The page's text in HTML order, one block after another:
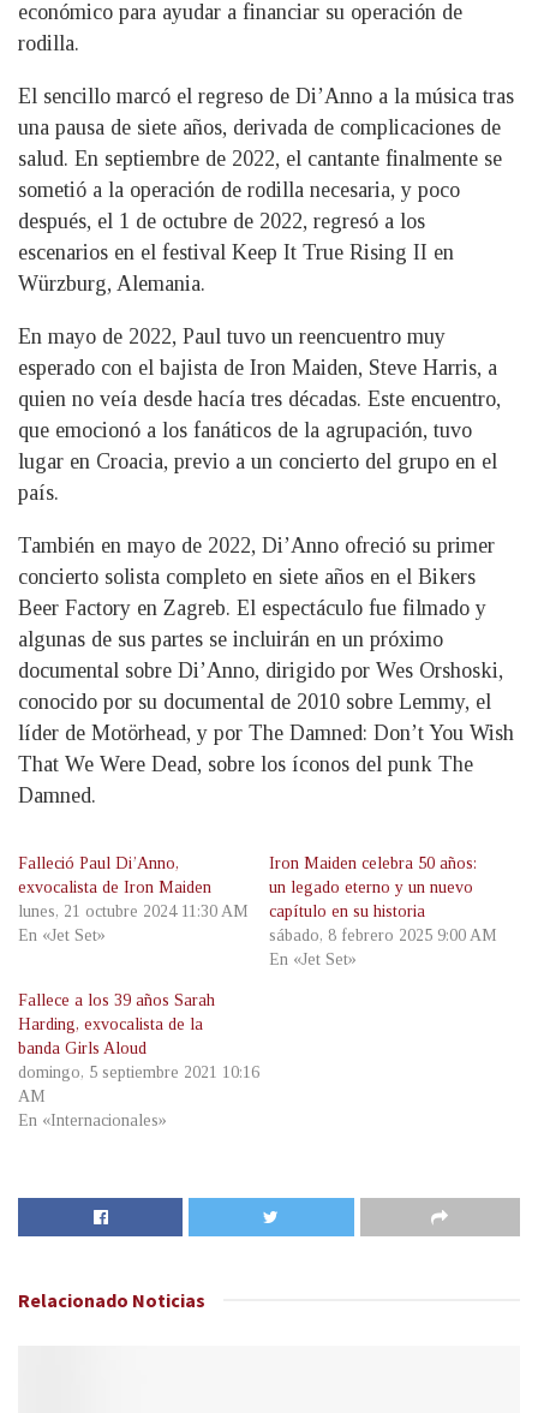
económico para ayudar a financiar su operación de
rodilla.
El sencillo marcó el regreso de Di’Anno a la música tras
una pausa de siete años, derivada de complicaciones de
salud. En septiembre de 2022, el cantante finalmente se
sometió a la operación de rodilla necesaria, y poco
después, el 1 de octubre de 2022, regresó a los
escenarios en el festival Keep It True Rising II en
Würzburg, Alemania.
En mayo de 2022, Paul tuvo un reencuentro muy
esperado con el bajista de Iron Maiden, Steve Harris, a
quien no veía desde hacía tres décadas. Este encuentro,
que emocionó a los fanáticos de la agrupación, tuvo
lugar en Croacia, previo a un concierto del grupo en el
país.
También en mayo de 2022, Di’Anno ofreció su primer
concierto solista completo en siete años en el Bikers
Beer Factory en Zagreb. El espectáculo fue filmado y
algunas de sus partes se incluirán en un próximo
documental sobre Di’Anno, dirigido por Wes Orshoski,
conocido por su documental de 2010 sobre Lemmy, el
líder de Motörhead, y por The Damned: Don’t You Wish
That We Were Dead, sobre los íconos del punk The
Damned.
Falleció Paul Di’Anno,
exvocalista de Iron Maiden
lunes, 21 octubre 2024 11:30 AM
En «Jet Set»
Iron Maiden celebra 50 años:
un legado eterno y un nuevo
capítulo en su historia
sábado, 8 febrero 2025 9:00 AM
En «Jet Set»
Fallece a los 39 años Sarah
Harding, exvocalista de la
banda Girls Aloud
domingo, 5 septiembre 2021 10:16
AM
En «Internacionales»
Relacionado Noticias